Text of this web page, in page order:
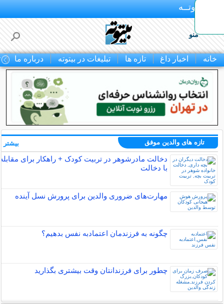
بـیتوتــه
منو
خانه اخبار داغ تازه ها تبلیغات در بیتوته درباره ما
تازه های والدین موفق
دخالت مادرشوهر در تربیت کودک + راهکار برای
با دخالت
مهارت‌های ضروری والدین برای پرورش نسل آینده
چگونه به فرزندمان اعتمادبه نفس بدهیم؟
چطور برای فرزندانتان وقت بیشتری بگذارید
بیشتر